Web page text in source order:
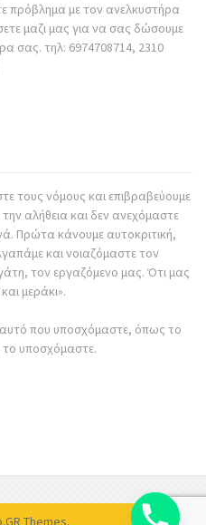
πρόβλημα με τον ανελκυστήρα
μαζι μας για να σας δώσουμε
σας. τηλ: 6974708714, 2310
τους νόμους και επιβραβεύουμε
την αλήθεια και δεν ανεχόμαστε
Πρώτα κάνουμε αυτοκριτική,
και νοιαζόμαστε τον
τον εργαζόμενο μας. Ότι μας
μεράκι».
που υποσχόμαστε, όπως το
υποσχόμαστε.